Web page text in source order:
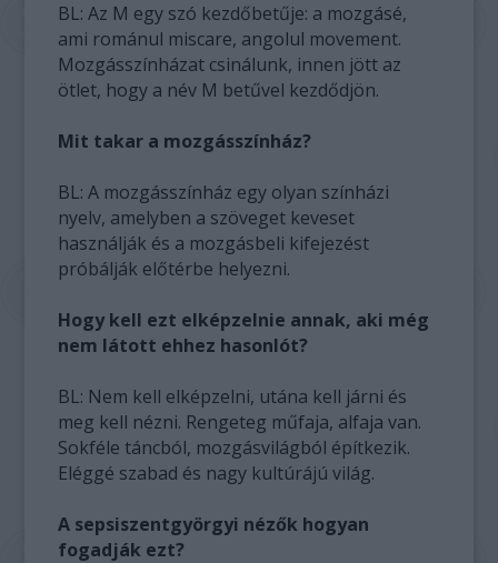
BL: Az M egy szó kezdőbetűje: a mozgásé,
ami románul miscare, angolul movement.
Mozgásszínházat csinálunk, innen jött az
ötlet, hogy a név M betűvel kezdődjön.
Mit takar a mozgásszínház?
BL: A mozgásszínház egy olyan színházi
nyelv, amelyben a szöveget keveset
használják és a mozgásbeli kifejezést
próbálják előtérbe helyezni.
Hogy kell ezt elképzelnie annak, aki még
nem látott ehhez hasonlót?
BL: Nem kell elképzelni, utána kell járni és
meg kell nézni. Rengeteg műfaja, alfaja van.
Sokféle táncból, mozgásvilágból építkezik.
Eléggé szabad és nagy kultúrájú világ.
A sepsiszentgyörgyi nézők hogyan
fogadják ezt?